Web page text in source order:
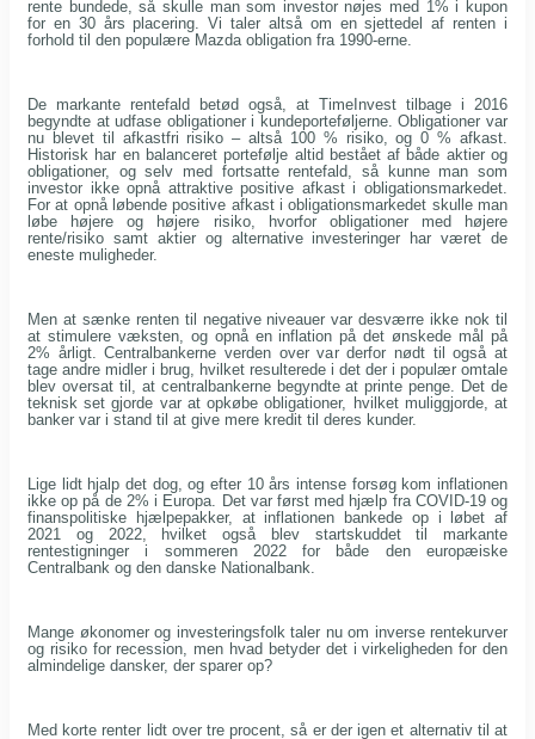
rente bundede, så skulle man som investor nøjes med 1% i kupon
for en 30 års placering. Vi taler altså om en sjettedel af renten i
forhold til den populære Mazda obligation fra 1990-erne.
De markante rentefald betød også, at TimeInvest tilbage i 2016
begyndte at udfase obligationer i kundeporteføljerne. Obligationer var
nu blevet til afkastfri risiko – altså 100 % risiko, og 0 % afkast.
Historisk har en balanceret portefølje altid bestået af både aktier og
obligationer, og selv med fortsatte rentefald, så kunne man som
investor ikke opnå attraktive positive afkast i obligationsmarkedet.
For at opnå løbende positive afkast i obligationsmarkedet skulle man
løbe højere og højere risiko, hvorfor obligationer med højere
rente/risiko samt aktier og alternative investeringer har været de
eneste muligheder.
Men at sænke renten til negative niveauer var desværre ikke nok til
at stimulere væksten, og opnå en inflation på det ønskede mål på
2% årligt. Centralbankerne verden over var derfor nødt til også at
tage andre midler i brug, hvilket resulterede i det der i populær omtale
blev oversat til, at centralbankerne begyndte at printe penge. Det de
teknisk set gjorde var at opkøbe obligationer, hvilket muliggjorde, at
banker var i stand til at give mere kredit til deres kunder.
Lige lidt hjalp det dog, og efter 10 års intense forsøg kom inflationen
ikke op på de 2% i Europa. Det var først med hjælp fra COVID-19 og
finanspolitiske hjælpepakker, at inflationen bankede op i løbet af
2021 og 2022, hvilket også blev startskuddet til markante
rentestigninger i sommeren 2022 for både den europæiske
Centralbank og den danske Nationalbank.
Mange økonomer og investeringsfolk taler nu om inverse rentekurver
og risiko for recession, men hvad betyder det i virkeligheden for den
almindelige dansker, der sparer op?
Med korte renter lidt over tre procent, så er der igen et alternativ til at